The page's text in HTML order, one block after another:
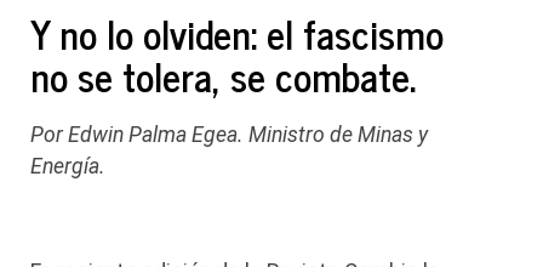
Y no lo olviden: el fascismo
no se tolera, se combate.
Por Edwin Palma Egea. Ministro de Minas y
Energía.